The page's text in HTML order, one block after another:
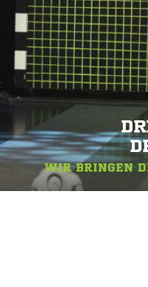
WIR BRINGEN